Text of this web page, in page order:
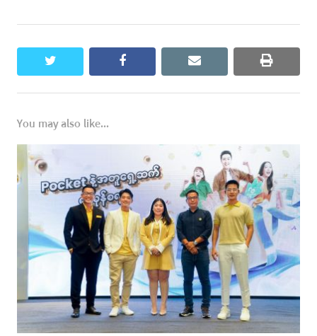
twitter facebook email print
You may also like...